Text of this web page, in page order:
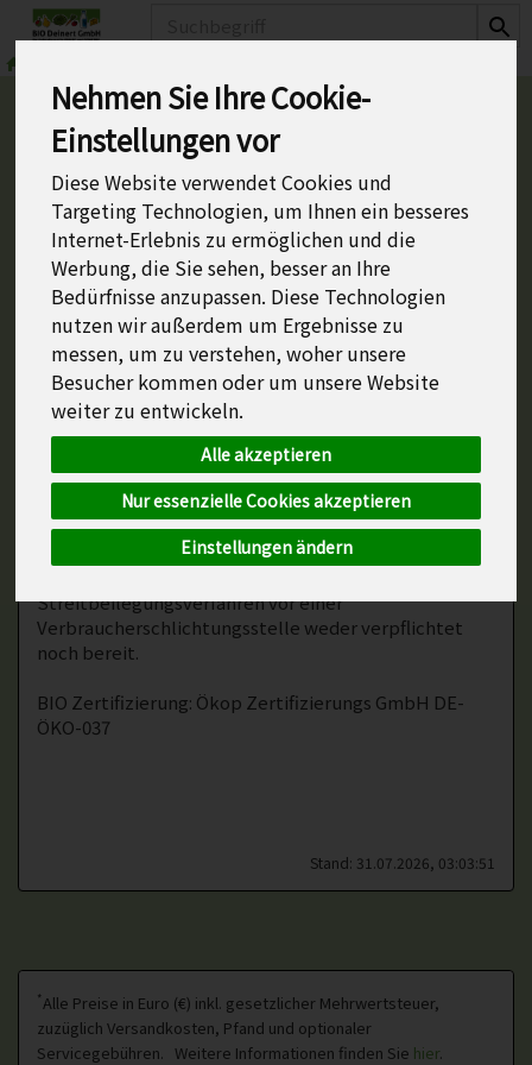
Nehmen Sie Ihre Cookie-
Einstellungen vor
Diese Website verwendet Cookies und
Targeting Technologien, um Ihnen ein besseres
Internet-Erlebnis zu ermöglichen und die
Werbung, die Sie sehen, besser an Ihre
Bedürfnisse anzupassen. Diese Technologien
nutzen wir außerdem um Ergebnisse zu
messen, um zu verstehen, woher unsere
Besucher kommen oder um unsere Website
weiter zu entwickeln.
Alle akzeptieren
Nur essenzielle Cookies akzeptieren
Einstellungen ändern
BIO Deinert GmbH
Breite Straße 11
42657 Solingen
Deutschland
Tel.: 0212/2350601
Fax: 0212/2350602
E-Mail: pd@bio-deinert.de
Registergericht: Amtsgericht Wuppertal
Registernummer: 32505
Geschäftsführer: Philipp Deinert
Verantwortliche/r i.S.d. § 18 Abs. 2 MStV:
Philipp Deinert
Streitbeilegungsverfahren vor einer
Verbraucherschlichtungsstelle weder verpflichtet
noch bereit.
BIO Zertifizierung: Ökop Zertifizierungs GmbH DE-
ÖKO-037
Stand: 31.07.2026, 03:03:51
*Alle Preise in Euro (€) inkl. gesetzlicher Mehrwertsteuer,
zuzüglich Versandkosten, Pfand und optionaler
Servicegebühren. Weitere Informationen finden Sie hier.